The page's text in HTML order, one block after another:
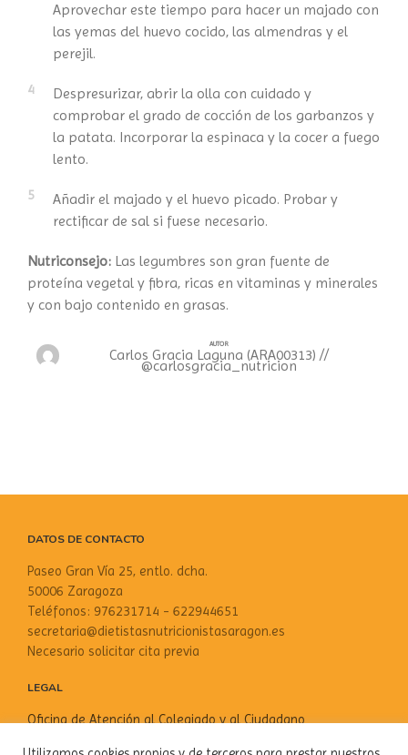
Aprovechar este tiempo para hacer un majado con
las yemas del huevo cocido, las almendras y el
perejil.
4
Despresurizar, abrir la olla con cuidado y
comprobar el grado de cocción de los garbanzos y
la patata. Incorporar la espinaca y la cocer a fuego
lento.
5
Añadir el majado y el huevo picado. Probar y
rectificar de sal si fuese necesario.
Nutriconsejo: Las legumbres son gran fuente de
proteína vegetal y fibra, ricas en vitaminas y minerales
y con bajo contenido en grasas.
AUTOR
Carlos Gracia Laguna (ARA00313) //
@carlosgracia_nutricion
DATOS DE CONTACTO
Paseo Gran Vía 25, entlo. dcha.
50006 Zaragoza
Teléfonos: 976231714 - 622944651
secretaria@dietistasnutricionistasaragon.es
Necesario solicitar cita previa
LEGAL
Oficina de Atención al Colegiado y al Ciudadano